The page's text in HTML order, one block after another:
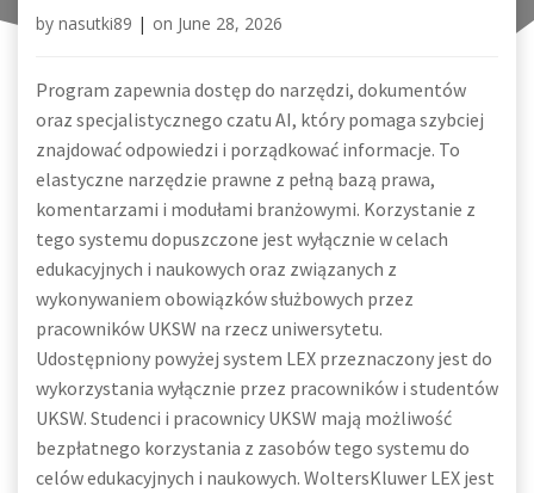
by nasutki89 | on June 28, 2026
Program zapewnia dostęp do narzędzi, dokumentów
oraz specjalistycznego czatu AI, który pomaga szybciej
znajdować odpowiedzi i porządkować informacje. To
elastyczne narzędzie prawne z pełną bazą prawa,
komentarzami i modułami branżowymi. Korzystanie z
tego systemu dopuszczone jest wyłącznie w celach
edukacyjnych i naukowych oraz związanych z
wykonywaniem obowiązków służbowych przez
pracowników UKSW na rzecz uniwersytetu.
Udostępniony powyżej system LEX przeznaczony jest do
wykorzystania wyłącznie przez pracowników i studentów
UKSW. Studenci i pracownicy UKSW mają możliwość
bezpłatnego korzystania z zasobów tego systemu do
celów edukacyjnych i naukowych. WoltersKluwer LEX jest